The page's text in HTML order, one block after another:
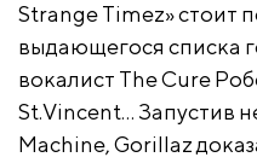
Strange Timez» стоит
выдающегося списка
вокалист The Cure
St.Vincent… Запустив
Machine, Gorillaz